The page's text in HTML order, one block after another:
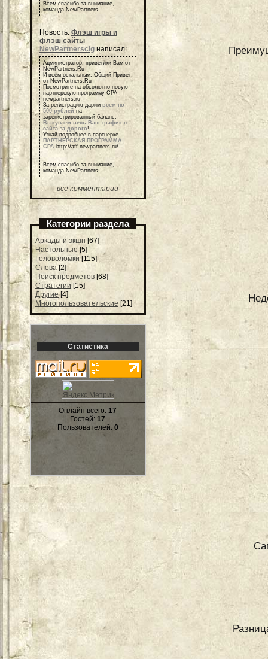
Всем спасибо за внимание,
команда NewPartners
Новость: Флэш игры и
флэш сайты
NewPartnerscig написал:
Администратор, приветики Вам от
NewPartners.Ru
И всем остальным, Общий Привет
от NewPartners.Ru
Посмотрите на обсолютно новую
партнерскую программу СРА
newpartners.ru
За регистрацию дарим всем по
500 рублейна
зарегистрированный баланс.
Выкупаем весь Ваш трафик с
сайта за дорого!
Узнай подробнее в партнерке -
ПАРТНЕРСКАЯ ПРОГРАММА
СРА http://aff.newpartners.ru/
Всем спасибо за внимание,
команда NewPartners
все комментарии
Категории раздела
Аркады и экшн [67]
Настольные [5]
Головоломки [115]
Слова [2]
Поиск предметов [68]
Стратегии [15]
Другие [4]
Многопользовательские [21]
Статистика
Онлайн всего:17
Гостей:17
Пользователей: 0